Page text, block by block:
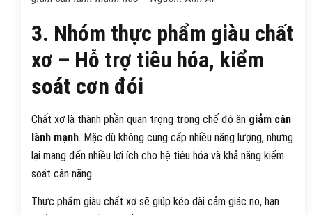
3. Nhóm thực phẩm giàu chất
xơ – Hỗ trợ tiêu hóa, kiểm
soát cơn đói
Chất xơ là thành phần quan trọng trong chế độ ăn giảm cân
lành mạnh. Mặc dù không cung cấp nhiều năng lượng, nhưng
lại mang đến nhiều lợi ích cho hệ tiêu hóa và khả năng kiểm
soát cân nặng.
Thực phẩm giàu chất xơ sẽ giúp kéo dài cảm giác no, hạn